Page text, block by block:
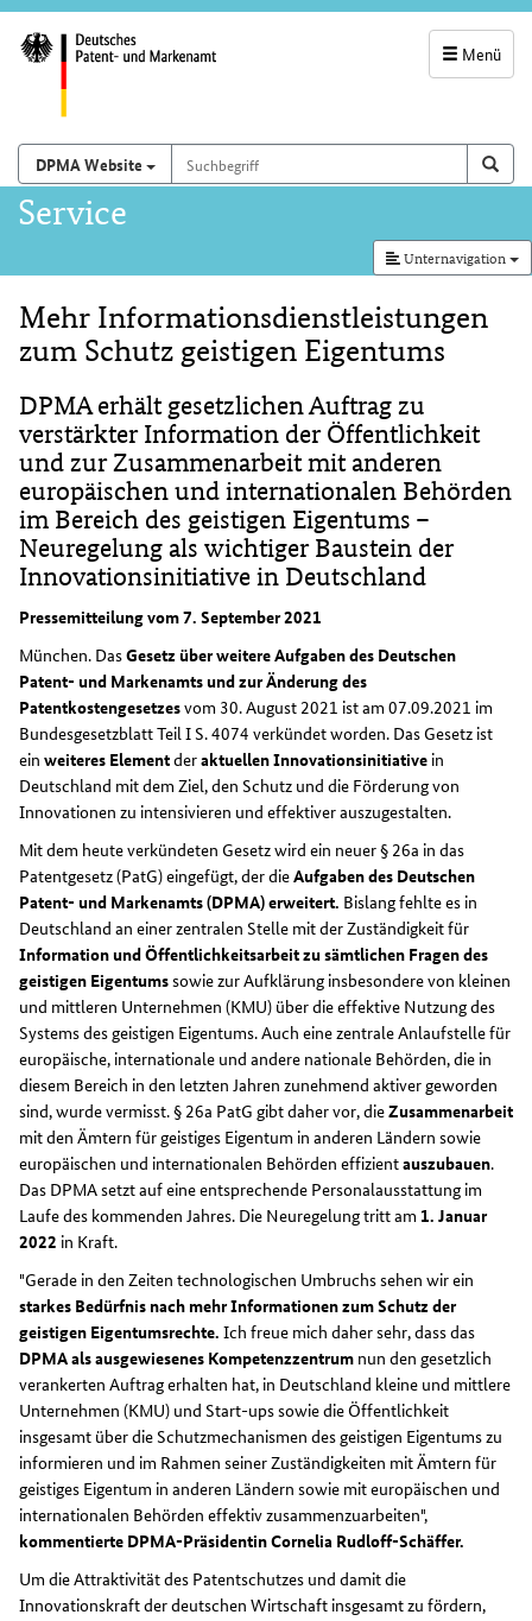
Menü
und
Suchfeld
Suchen auf
DPMA Website Suchbegriff
Hauptnavigation
Service
Unternavigation
Inhalt
Mehr Informationsdienstleistungen
zum Schutz geistigen Eigentums
DPMA erhält gesetzlichen Auftrag zu
verstärkter Information der Öffentlichkeit
und zur Zusammenarbeit mit anderen
europäischen und internationalen Behörden
im Bereich des geistigen Eigentums –
Neuregelung als wichtiger Baustein der
Innovationsinitiative in Deutschland
Pressemitteilung vom 7. September 2021
München. DasGesetz über weitere Aufgaben des Deutschen
Patent- und Markenamts und zur Änderung des
Patentkostengesetzesvom 30. August 2021 ist am 07.09.2021 im
Bundesgesetzblatt Teil I S. 4074 verkündet worden. Das Gesetz ist
ein weiteres Elementderaktuellen Innovationsinitiative in
Deutschland mit dem Ziel, den Schutz und die Förderung von
Innovationen zu intensivieren und effektiver auszugestalten.
Mit dem heute verkündeten Gesetz wird ein neuer § 26a in das
Patentgesetz (PatG) eingefügt, der dieAufgaben des Deutschen
Patent- und Markenamts (DPMA) erweitert. Bislang fehlte es in
Deutschland an einer zentralen Stelle mit der Zuständigkeit für
Information und Öffentlichkeitsarbeit zu sämtlichen Fragen des
geistigen Eigentumssowie zur Aufklärung insbesondere von kleinen
und mittleren Unternehmen (KMU) über die effektive Nutzung des
Systems des geistigen Eigentums. Auch eine zentrale Anlaufstelle für
europäische, internationale und andere nationale Behörden, die in
diesem Bereich in den letzten Jahren zunehmend aktiver geworden
sind, wurde vermisst. § 26a PatG gibt daher vor, dieZusammenarbeit
mit den Ämtern für geistiges Eigentum in anderen Ländern sowie
europäischen und internationalen Behörden effizientauszubauen.
Das DPMA setzt auf eine entsprechende Personalausstattung im
Laufe des kommenden Jahres. Die Neuregelung tritt am 1. Januar
2022 in Kraft.
"Gerade in den Zeiten technologischen Umbruchs sehen wir ein
starkes Bedürfnis nach mehr Informationen zum Schutz der
geistigen Eigentumsrechte. Ich freue mich daher sehr, dass das
DPMA als ausgewiesenes Kompetenzzentrum nun den gesetzlich
verankerten Auftrag erhalten hat, in Deutschland kleine und mittlere
Unternehmen (KMU) und Start-ups sowie die Öffentlichkeit
insgesamt über die Schutzmechanismen des geistigen Eigentums zu
informieren und im Rahmen seiner Zuständigkeiten mit Ämtern für
geistiges Eigentum in anderen Ländern sowie mit europäischen und
internationalen Behörden effektiv zusammenzuarbeiten",
kommentierte DPMA-Präsidentin Cornelia Rudloff-Schäffer.
Um die Attraktivität des Patentschutzes und damit die
Innovationskraft der deutschen Wirtschaft insgesamt zu fördern,